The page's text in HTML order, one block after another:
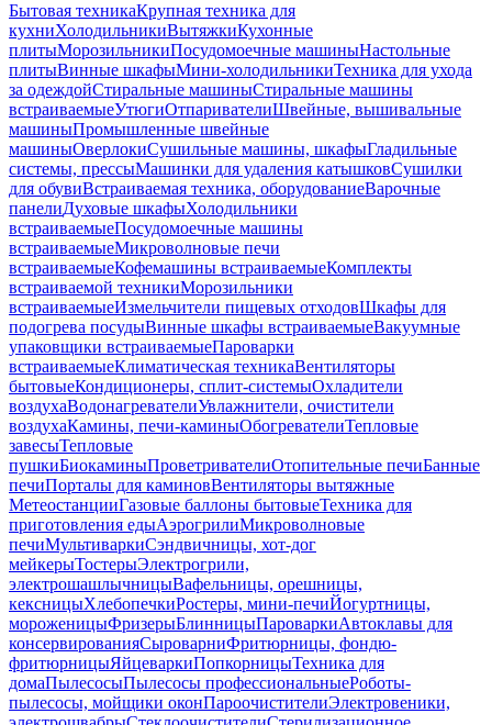
Бытовая техникаКрупная техника для
кухниХолодильникиВытяжкиКухонные
плитыМорозильникиПосудомоечные машиныНастольные
плитыВинные шкафыМини-холодильникиТехника для ухода
за одеждойСтиральные машиныСтиральные машины
встраиваемыеУтюгиОтпаривателиШвейные, вышивальные
машиныПромышленные швейные
машиныОверлокиСушильные машины, шкафыГладильные
системы, прессыМашинки для удаления катышковСушилки
для обувиВстраиваемая техника, оборудованиеВарочные
панелиДуховые шкафыХолодильники
встраиваемыеПосудомоечные машины
встраиваемыеМикроволновые печи
встраиваемыеКофемашины встраиваемыеКомплекты
встраиваемой техникиМорозильники
встраиваемыеИзмельчители пищевых отходовШкафы для
подогрева посудыВинные шкафы встраиваемыеВакуумные
упаковщики встраиваемыеПароварки
встраиваемыеКлиматическая техникаВентиляторы
бытовыеКондиционеры, сплит-системыОхладители
воздухаВодонагревателиУвлажнители, очистители
воздухаКамины, печи-каминыОбогревателиТепловые
завесыТепловые
пушкиБиокаминыПроветривателиОтопительные печиБанные
печиПорталы для каминовВентиляторы вытяжные
МетеостанцииГазовые баллоны бытовыеТехника для
приготовления едыАэрогрилиМикроволновые
печиМультиваркиСэндвичницы, хот-дог
мейкерыТостерыЭлектрогрили,
электрошашлычницыВафельницы, орешницы,
кексницыХлебопечкиРостеры, мини-печиЙогуртницы,
мороженицыФризерыБлинницыПароваркиАвтоклавы для
консервированияСыроварниФритюрницы, фондю-
фритюрницыЯйцеваркиПопкорницыТехника для
домаПылесосыПылесосы профессиональныеРоботы-
пылесосы, мойщики оконПароочистителиЭлектровеники,